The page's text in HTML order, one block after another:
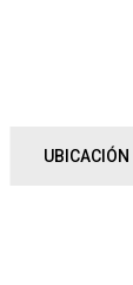
UBICACIÓN